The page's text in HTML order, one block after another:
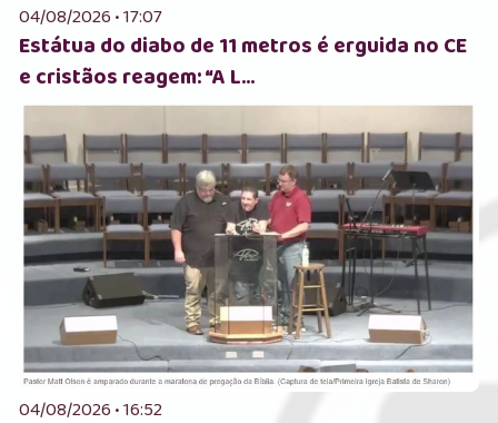
04/08/2026 • 17:07
Estátua do diabo de 11 metros é erguida no CE
e cristãos reagem: “A L...
04/08/2026 • 16:52